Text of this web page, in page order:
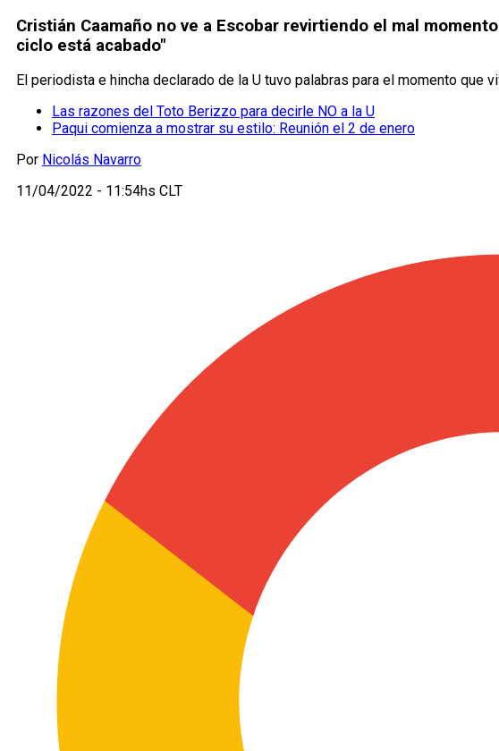
Cristián Caamaño no ve a Escobar revirtiendo el mal
ciclo está acabado"
El periodista e hincha declarado de la U tuvo palabras para el momento que
Las razones del Toto Berizzo para decirle NO a la U
Paqui comienza a mostrar su estilo: Reunión el 2 de enero
Por Nicolás Navarro
11/04/2022 - 11:54hs CLT